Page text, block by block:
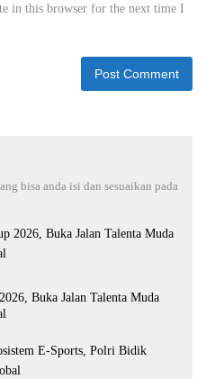
in this browser for the next time I
bisa anda isi dan sesuaikan pada
Buka Jalan Talenta Muda